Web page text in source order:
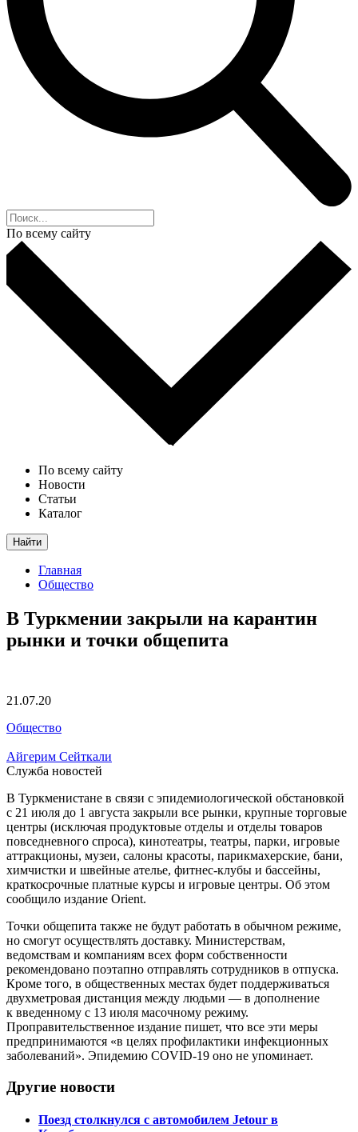
По всему сайту
По всему сайту
Новости
Статьи
Каталог
Найти
Главная
Общество
В Туркмении закрыли на карантин
рынки и точки общепита
21.07.20
Общество
Айгерим Сейткали
Служба новостей
В Туркменистане в связи с эпидемиологической обстановкой
с 21 июля до 1 августа закрыли все рынки, крупные торговые
центры (исключая продуктовые отделы и отделы товаров
повседневного спроса), кинотеатры, театры, парки, игровые
аттракционы, музеи, салоны красоты, парикмахерские, бани,
химчистки и швейные ателье, фитнес-клубы и бассейны,
краткосрочные платные курсы и игровые центры. Об этом
сообщило издание Orient.
Точки общепита также не будут работать в обычном режиме,
но смогут осуществлять доставку. Министерствам,
ведомствам и компаниям всех форм собственности
рекомендовано поэтапно отправлять сотрудников в отпуска.
Кроме того, в общественных местах будет поддерживаться
двухметровая дистанция между людьми — в дополнение
к введенному с 13 июля масочному режиму.
Проправительственное издание пишет, что все эти меры
предпринимаются «в целях профилактики инфекционных
заболеваний». Эпидемию COVID-19 оно не упоминает.
Другие новости
Поезд столкнулся с автомобилем Jetour в